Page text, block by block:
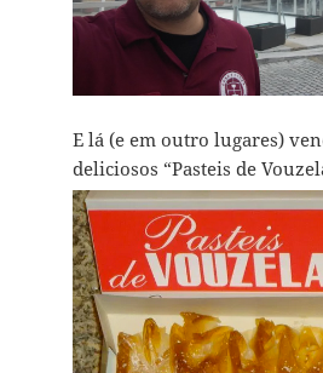
E lá (e em outro lugares)
deliciosos “Pasteis de